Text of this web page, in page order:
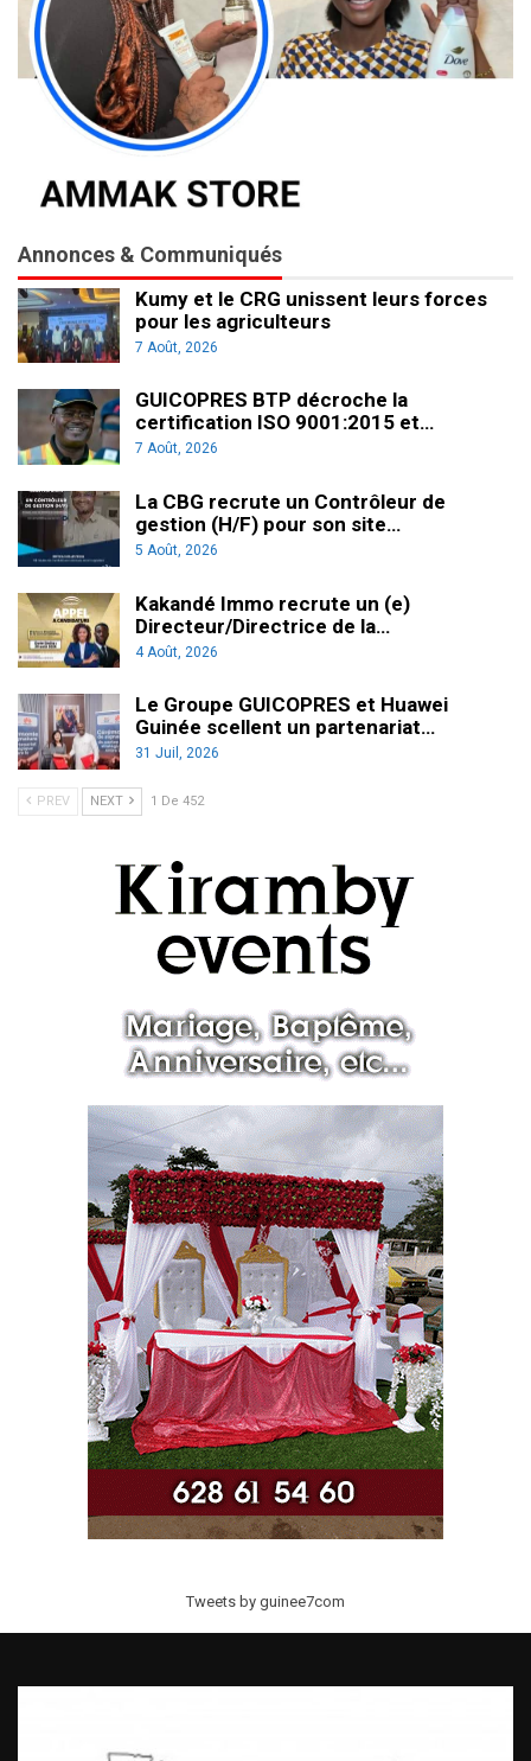
Annonces & Communiqués
Kumy et le CRG unissent leurs forces
pour les agriculteurs
7 Août, 2026
GUICOPRES BTP décroche la
certification ISO 9001:2015 et…
7 Août, 2026
La CBG recrute un Contrôleur de
gestion (H/F) pour son site…
5 Août, 2026
Kakandé Immo recrute un (e)
Directeur/Directrice de la…
4 Août, 2026
Le Groupe GUICOPRES et Huawei
Guinée scellent un partenariat…
31 Juil, 2026
PREV NEXT 1 De 452
Tweets by guinee7com